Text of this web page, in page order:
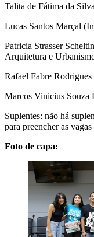
Talita de Fátima da
Lucas Santos Marçal
Patricia Strasser
Arquitetura e
Rafael Fabre
Marcos Vinicius Souza
Suplentes: não há
para preencher as vagas
Foto de capa: